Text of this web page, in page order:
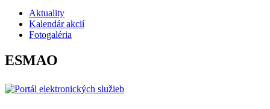
Aktuality
Kalendár akcií
Fotogaléria
ESMAO